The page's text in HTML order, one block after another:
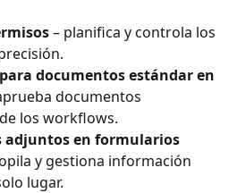
– planifica y controla los
documentos estándar en
documentos
los workflows.
adjuntos en formularios
y gestiona información
lugar.